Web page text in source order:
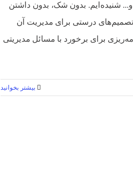
شنیده‌ایم. بدون شک، بدون داشتن
درستی برای مدیریت آن
برای برخورد با مسائل مدیریتی
بیشتر بخوانید